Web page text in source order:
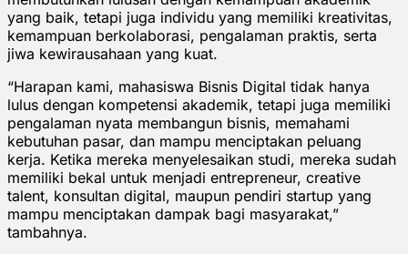
yang baik, tetapi juga individu yang memiliki kreativitas,
kemampuan berkolaborasi, pengalaman praktis, serta
jiwa kewirausahaan yang kuat.
“Harapan kami, mahasiswa Bisnis Digital tidak hanya
lulus dengan kompetensi akademik, tetapi juga memiliki
pengalaman nyata membangun bisnis, memahami
kebutuhan pasar, dan mampu menciptakan peluang
kerja. Ketika mereka menyelesaikan studi, mereka sudah
memiliki bekal untuk menjadi entrepreneur, creative
talent, konsultan digital, maupun pendiri startup yang
mampu menciptakan dampak bagi masyarakat,”
tambahnya.